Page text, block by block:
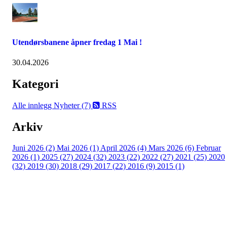
Utendørsbanene åpner fredag 1 Mai !
30.04.2026
Kategori
Alle innlegg Nyheter (7) RSS
Arkiv
Juni 2026 (2) Mai 2026 (1)April 2026 (4) Mars 2026 (6) Februar
2026 (1) 2025 (27) 2024 (32) 2023 (22) 2022 (27) 2021 (25) 2020
(32) 2019 (30) 2018 (29) 2017 (22) 2016 (9) 2015 (1)